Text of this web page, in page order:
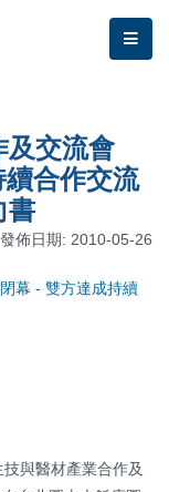
兩岸生
及交流會
合作交流
書
發佈日期: 2010-05-26
幕 - 雙方達成持續
與醫材產業合作及